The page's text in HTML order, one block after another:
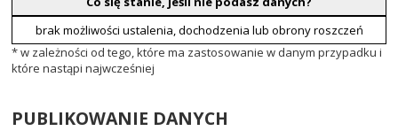
brak możliwości ustalenia, dochodzenia lub obrony roszczeń
* w zależności od tego, które ma zastosowanie w danym przypadku i
które nastąpi najwcześniej
PUBLIKOWANIE DANYCH